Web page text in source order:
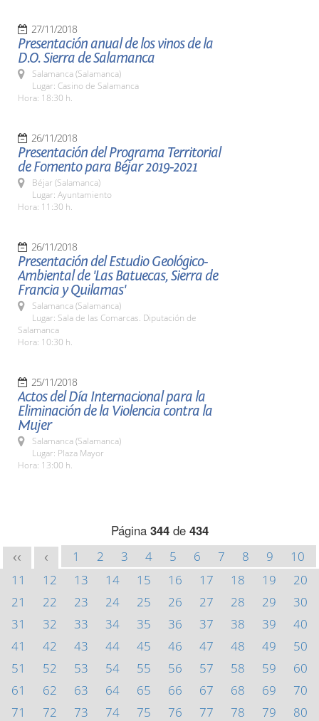
27/11/2018
Presentación anual de los vinos de la
D.O. Sierra de Salamanca
Salamanca (Salamanca)
Lugar: Casino de Salamanca
Hora: 18:30 h.
26/11/2018
Presentación del Programa Territorial
de Fomento para Béjar 2019-2021
Béjar (Salamanca)
Lugar: Ayuntamiento
Hora: 11:30 h.
26/11/2018
Presentación del Estudio Geológico-
Ambiental de 'Las Batuecas, Sierra de
Francia y Quilamas'
Salamanca (Salamanca)
Lugar: Sala de las Comarcas. Diputación de
Salamanca
Hora: 10:30 h.
25/11/2018
Actos del Día Internacional para la
Eliminación de la Violencia contra la
Mujer
Salamanca (Salamanca)
Lugar: Plaza Mayor
Hora: 13:00 h.
Página 344de 434
<< < 1 2 3 4 5 6 7 8 9
10
11
12 13 14 15 16 17 18 19
20
21
22 23 24 25 26 27 28 29
30
31
32 33 34 35 36 37 38 39
40
41
42 43 44 45 46 47 48 49
50
51
52 53 54 55 56 57 58 59
60
61
62 63 64 65 66 67 68 69
70
71
72 73 74 75 76 77 78 79
80